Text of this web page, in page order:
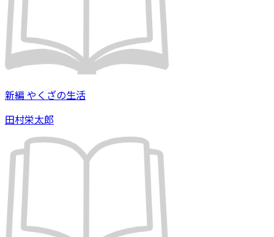
新編 やくざの生活
田村栄太郎